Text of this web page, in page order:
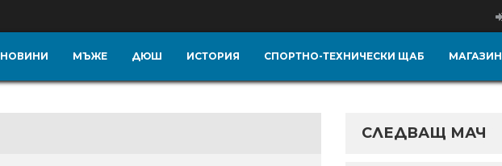
НОВИНИ МЪЖЕ ДЮШ ИСТОРИЯ СПОРТНО-ТЕХНИЧЕСКИ ЩАБ МАГАЗИН
СЛЕДВАЩ МАЧ